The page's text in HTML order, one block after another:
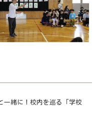
一緒に！校内を巡る「学校